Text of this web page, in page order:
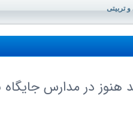
تربیتی
هنوز در مدارس جایگاه